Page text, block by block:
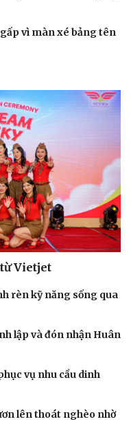
vì màn xé bảng tên
Vietjet
rèn kỹ năng sống qua
lập và đón nhận Huân
vụ nhu cầu dinh
lên thoát nghèo nhờ